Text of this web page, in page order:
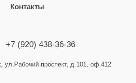
Контакты
+7 (920) 438-36-36
ул.Рабочий проспект, д.101, оф.412